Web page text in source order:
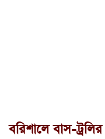
বরিশালে বাস-